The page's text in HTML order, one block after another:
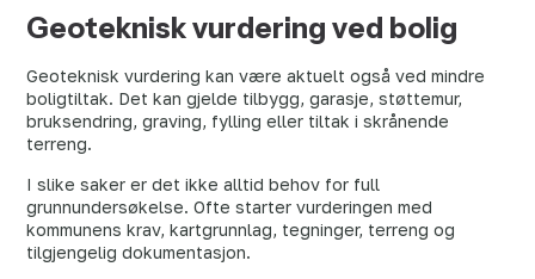
Geoteknisk vurdering ved bolig
Geoteknisk vurdering kan være aktuelt også ved mindre
boligtiltak. Det kan gjelde tilbygg, garasje, støttemur,
bruksendring, graving, fylling eller tiltak i skrånende
terreng.
I slike saker er det ikke alltid behov for full
grunnundersøkelse. Ofte starter vurderingen med
kommunens krav, kartgrunnlag, tegninger, terreng og
tilgjengelig dokumentasjon.